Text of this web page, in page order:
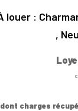
,
dont charges